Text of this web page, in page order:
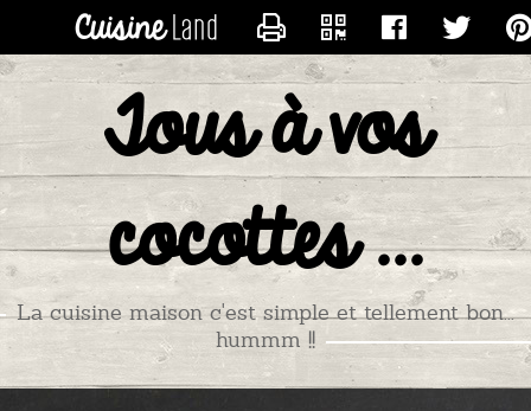
Tous à vos
cocottes ...
La cuisine maison c'est simple et tellement bon...
hummm !!
CONTACTER GAZELLE